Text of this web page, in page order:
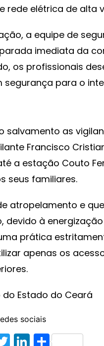
rede elétrica de alta
a equipe de
imediata da
os profissionais
segurança para o
salvamento as
Francisco
a estação Couto
seus familiares.
atropelamento e
devido à
prática
apenas os
do Estado do Ceará
sociais
T
Li S